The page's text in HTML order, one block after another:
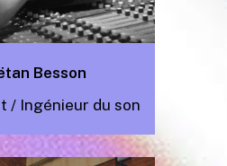
Besson
/ Ingénieur du son